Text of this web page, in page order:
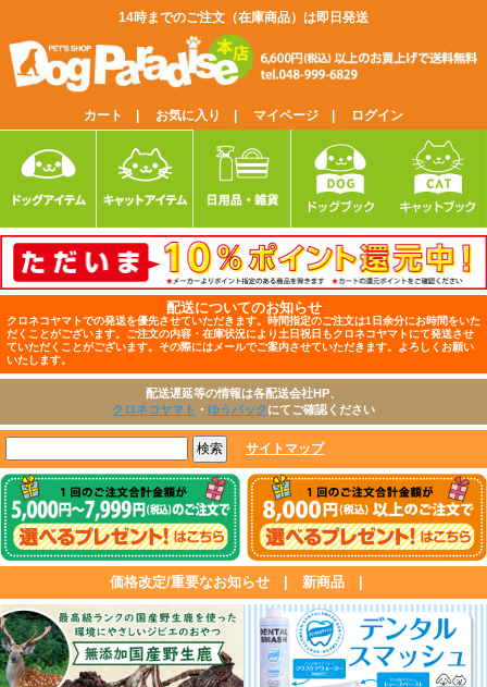
14時までのご注文（在庫商品）は即日発送
カート | お気に入り | マイページ | ログイン
配送についてのお知らせ
クロネコヤマトでの発送を優先させていただきます。時間指定のご注文は1日余分にお時間をいた
だくことがございます。ご注文の内容・在庫状況により土日祝日もクロネコヤマトにて発送させ
ていただくことがございます。その際にはメールでご案内させていただきます。よろしくお願い
いたします。
配送遅延等の情報は各配送会社HP、
クロネコヤマト ・ ゆうパックにてご確認ください
サイトマップ
価格改定/重要なお知らせ 新商品